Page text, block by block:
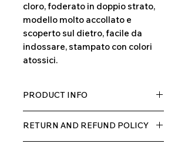
cloro, foderato in doppio strato,
modello molto accollato e
scoperto sul dietro, facile da
indossare, stampato con colori
atossici.
PRODUCT INFO
di elastane, molto comodo per chi lo
indossa grazia alla sua elastcità, in
RETURN AND REFUND POLICY